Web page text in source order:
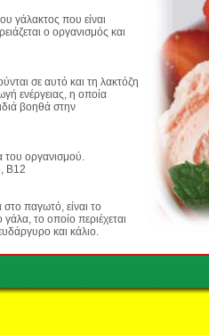
γάλακτος που είναι
ο οργανισμός και
σε αυτό και τη λακτόζη
ενέργειας, η οποία
βοηθά στην
του οργανισμού.
Β12
στο παγωτό, είναι το
το οποίο περιέχεται
και κάλιο.